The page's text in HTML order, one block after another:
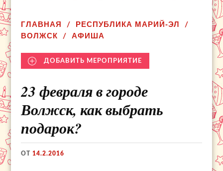
ГЛАВНАЯ
РЕСПУБЛИКА МАРИЙ-ЭЛ
ВОЛЖСК
АФИША
ДОБАВИТЬ МЕРОПРИЯТИЕ
23 февраля в городе
Волжск, как выбрать
подарок?
ОТ14.2.2016